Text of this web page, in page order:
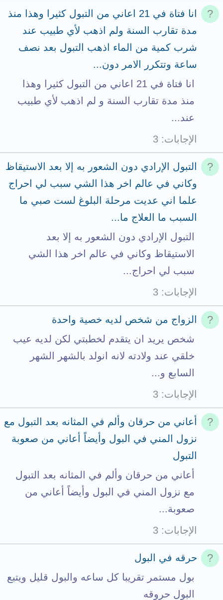
انا فتاة في 21 اعاني من التبول كثيرا وهذا منذ
مدة تقارب السنة ولم اذهب لأي طبيب عند
شرب كمية من الماء اذهب التبول بعد نصف
ساعة وتتكرر الامر دون...
انا فتاة في 21 اعاني من التبول كثيرا وهذا
منذ مدة تقارب السنة و لم اذهب لأي طبيب
عند...
الإجابات
3
التبول الإرادي دون الشعور به إلا بعد الاستيقاظ
وكاني في عالم اخر هذا الشي سبب لي احراج
علما اني عديت مرحلة البلوغ لست صبي ما
السبب ما العلاج ما...
التبول الإرادي دون الشعور به إلا بعد
الاستيقاظ وكاني في عالم اخر هذا الشي
سبب لي احراج...
الإجابات
3
الزواج من شخص لديه خصية واحدة
شخص يريد ان يتقدم لخطبتي لكن لديه عيب
خلقي عند ولادته لانه انولد بالشهر الشهر
السابع و...
الإجابات
3
أعاني من حرقان وألم في المثانه بعد التبول مع
نزول المني في البول وأيضاً أعاني من صعوبة
التبول
أعاني من حرقان وألم في المثانه بعد التبول
مع نزول المني في البول وأيضاً أعاني من
صعوبة...
الإجابات
3
حرقه في البول
بول مستمر تقريبا كل ساعه والبول قليل ويتبع
البول حروقه